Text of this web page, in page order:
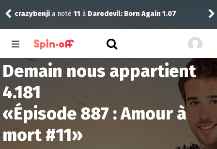
crazybenji a noté 11 à Daredevil: Born Again 1.07
Demain nous appartient
4.181
«Épisode 887 : Amour à
mort #11»